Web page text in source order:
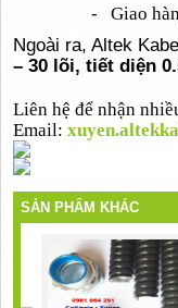
- Giao
Ngoài ra, Altek
– 30 lõi, tiết diện
Liên hệ để nhận
Email:
SẢN PHẨM KHÁC